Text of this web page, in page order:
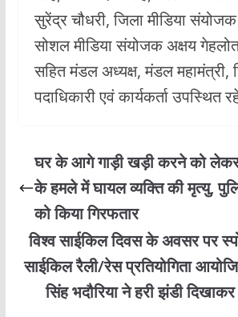
सुरेंद्र चौधरी, जिला मीडिया
सोशल मीडिया संयोजक अक्षय
सहित मंडल अध्यक्ष, मंडल महामंत्री,
पदाधिकारी एवं कार्यकर्ता उपस्थित
घर के आगे गाड़ी खड़ी करने को लेकर
के हमले में घायल व्यक्ति की मृत्यु,
को किया गिरफतार
विश्व साईकिल दिवस के अवसर पर
साईकिल रैली/रेस प्रतियोगिता
सिंह भदौरिया ने हरी झंडी दिखाकर
उधमसिंह नगर